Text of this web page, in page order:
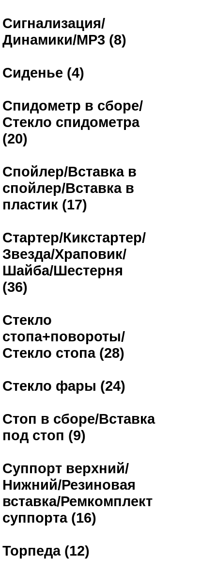
Сигнализация/
Динамики/MP3 (8)
Сиденье (4)
Спидометр в сборе/
Стекло спидометра
(20)
Спойлер/Вставка в
спойлер/Вставка в
пластик (17)
Стартер/Кикстартер/
Звезда/Храповик/
Шайба/Шестерня
(36)
Стекло
стопа+повороты/
Стекло стопа (28)
Стекло фары (24)
Стоп в сборе/Вставка
под стоп (9)
Суппорт верхний/
Нижний/Резиновая
вставка/Ремкомплект
суппорта (16)
Торпеда (12)